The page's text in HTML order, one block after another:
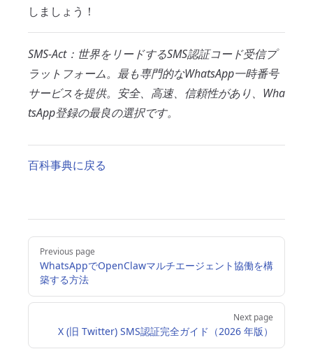
しましょう！
SMS-Act：世界をリードするSMS認証コード受信プ
ラットフォーム。最も専門的なWhatsApp一時番号
サービスを提供。安全、高速、信頼性があり、Wha
tsApp登録の最良の選択です。
百科事典に戻る
Pager
Previous page
WhatsAppでOpenClawマルチエージェント協働を構
築する方法
Next page
X (旧 Twitter) SMS認証完全ガイド（2026 年版）